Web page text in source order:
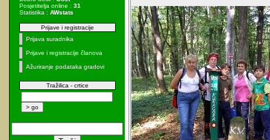
Posjetitelja online : 31
Statistika : AWstats
Prijave i registracije
Prijava suradnika
Prijave i registracije članova
Ažuriranje podataka gradovi
Tražilica - crtice